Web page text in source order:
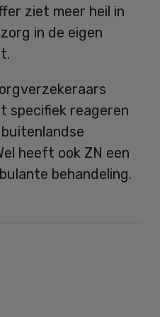
ziet meer heil in
in de eigen
specifiek reageren
heeft ook ZN een
behandeling.